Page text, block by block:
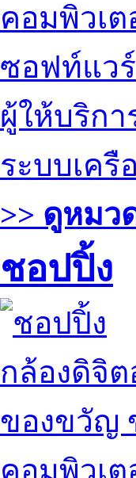
คอมพิวเ
ซอฟท์แวร์
ผู้ให้บริก
ระบบเครื
>> ดูหมว
ชอปปิ้ง
กล้องดิจิต
ของขวัญ
คอมพิวเ